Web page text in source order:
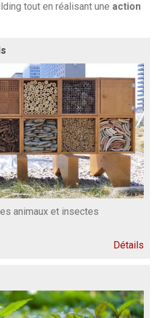
tout en réalisant une action
animaux et insectes
Détails